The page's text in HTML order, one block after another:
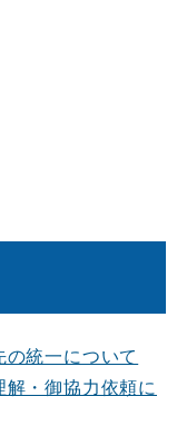
統一について
・御協力依頼に